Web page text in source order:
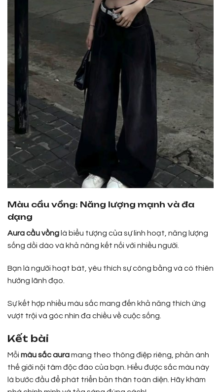
Màu cầu vồng: Năng lượng mạnh và đa
dạng
Aura cầu vồng là biểu tượng của sự linh hoạt, năng lượng
sống dồi dào và khả năng kết nối với nhiều người.
Bạn là người hoạt bát, yêu thích sự công bằng và có thiên
hướng lãnh đạo.
Sự kết hợp nhiều màu sắc mang đến khả năng thích ứng
vượt trội và góc nhìn đa chiều về cuộc sống.
Kết bài
Mỗi màu sắc auramang theo thông điệp riêng, phản ánh
thế giới nội tâm độc đáo của bạn. Hiểu được sắc màu này
là bước đầu để phát triển bản thân toàn diện. Hãy khám